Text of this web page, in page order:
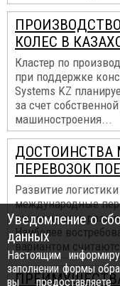
КОЛЕС В
Кластер по
при поддержке
Systems KZ
за счет
машиностроения...
ПЕРЕВОЗОК
Развитие
международные
выполняются
Наиболее
вариантом
Уведомление о
данных
Настоящим
заполнении формы
вы